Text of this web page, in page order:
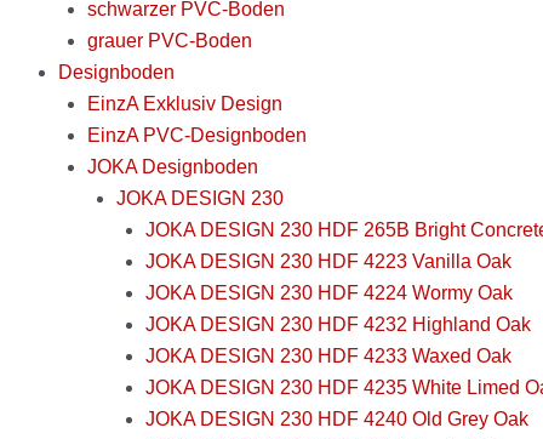
schwarzer PVC-Boden
grauer PVC-Boden
Designboden
EinzA Exklusiv Design
EinzA PVC-Designboden
JOKA Designboden
JOKA DESIGN 230
JOKA DESIGN 230 HDF 265B Bright
JOKA DESIGN 230 HDF 4223 Vanilla Oak
JOKA DESIGN 230 HDF 4224 Wormy Oak
JOKA DESIGN 230 HDF 4232 Highland Oak
JOKA DESIGN 230 HDF 4233 Waxed Oak
JOKA DESIGN 230 HDF 4235 White Limed
JOKA DESIGN 230 HDF 4240 Old Grey Oak